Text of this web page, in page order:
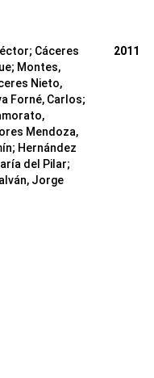
; Cáceres
; Montes,
Nieto,
Forné, Carlos;
Mendoza,
; Hernández
del Pilar;
Jorge
2011